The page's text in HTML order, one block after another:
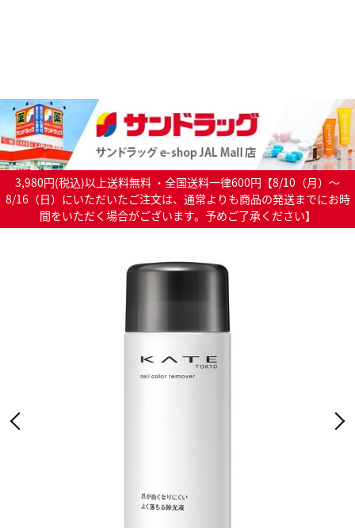
3,980円(税込)以上送料無料 ・全国送料一律600円【8/10（月）～
8/16（日）にいただいたご注文は、通常よりも商品の発送までにお時
間をいただく場合がございます。予めご了承ください】